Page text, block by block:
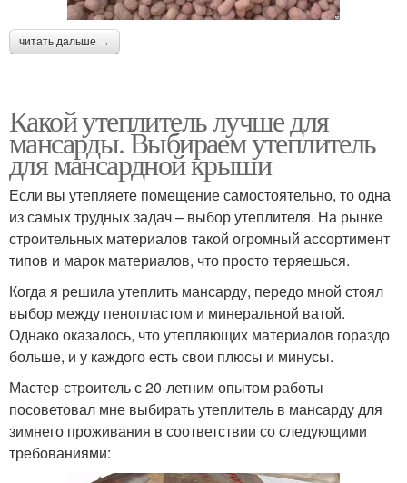
читать дальше →
Какой утеплитель лучше для
мансарды. Выбираем утеплитель
для мансардной крыши
Если вы утепляете помещение самостоятельно, то одна
из самых трудных задач – выбор утеплителя. На рынке
строительных материалов такой огромный ассортимент
типов и марок материалов, что просто теряешься.
Когда я решила утеплить мансарду, передо мной стоял
выбор между пенопластом и минеральной ватой.
Однако оказалось, что утепляющих материалов гораздо
больше, и у каждого есть свои плюсы и минусы.
Мастер-строитель с 20-летним опытом работы
посоветовал мне выбирать утеплитель в мансарду для
зимнего проживания в соответствии со следующими
требованиями: